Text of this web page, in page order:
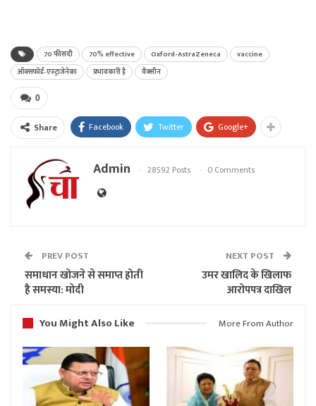
70 फीसदी 70% effective Oxford-AstraZeneca
vaccine
ऑक्सफोर्ड-एस्‍ट्राजेनेका
प्रभावकारी है वैक्‍सीन
0
Share Facebook Twitter Google+
Admin 28592 Posts 0 Comments
PREV POST
समाधान खोजने से समाप्त होती
है समस्या: मोदी
NEXT POST
उमर खालिद के खिलाफ
आरोपपत्र दाखिल
You Might Also Like
More From Author